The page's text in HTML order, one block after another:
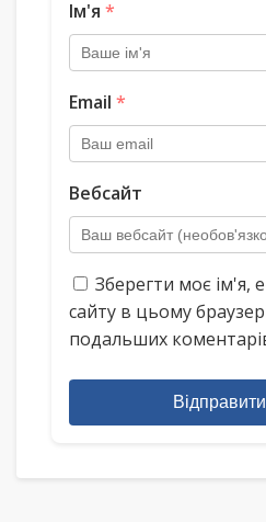
Ім'я *
Email *
Вебсайт
Зберегти моє ім'я,
сайту в цьому
подальших
Відправити